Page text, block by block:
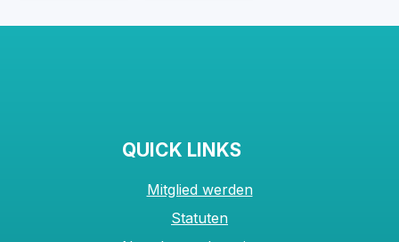
QUICK LINKS
Mitglied werden
Statuten